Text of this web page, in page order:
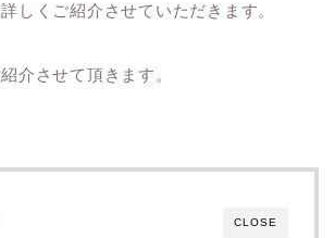
しくご紹介させていただきます。
介させて頂きます。
CLOSE